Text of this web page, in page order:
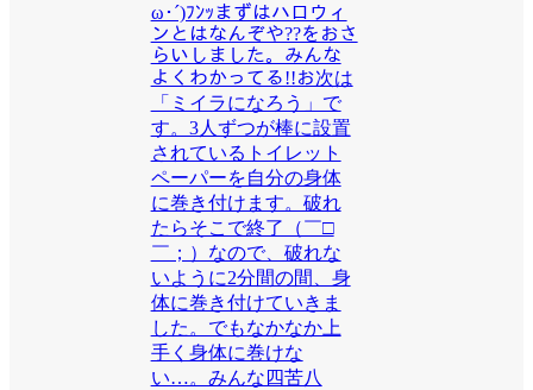
ω･´)ﾌﾝｯまずはハロウィ
ンとはなんぞや??をおさ
らいしました。みんな
よくわかってる!!お次は
「ミイラになろう」で
す。3人ずつが棒に設置
されているトイレット
ペーパーを自分の身体
に巻き付けます。破れ
たらそこで終了（￣□
￣；）なので、破れな
いように2分間の間、身
体に巻き付けていきま
した。でもなかなか上
手く身体に巻けな
い…。みんな四苦八